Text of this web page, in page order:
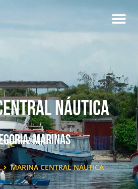
NÁUTICA
Marinas
MARINA CENTRAL NÁUTICA